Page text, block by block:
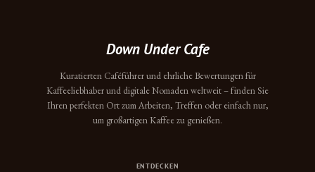
Down Under Cafe
Kuratierten Caféführer und ehrliche Bewertungen für
Kaffeeliebhaber und digitale Nomaden weltweit – finden Sie
Ihren perfekten Ort zum Arbeiten, Treffen oder einfach nur,
um großartigen Kaffee zu genießen.
ENTDECKEN